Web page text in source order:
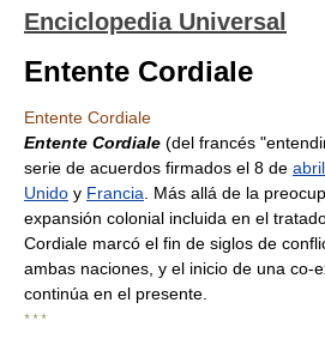
Enciclopedia Universal
Entente Cordiale
Entente Cordiale
Entente Cordiale (del francés
serie de acuerdos firmados el 8 de abril
Unido y Francia . Más allá de la
expansión colonial incluida en el
Cordiale marcó el fin de siglos de
ambas naciones, y el inicio de una co-
continúa en el presente.
* * *